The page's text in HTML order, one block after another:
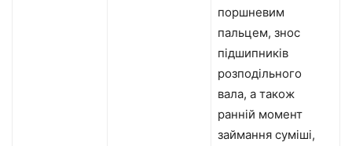
поршневим
пальцем, знос
підшипників
розподільного
вала, а також
ранній момент
займання суміші,